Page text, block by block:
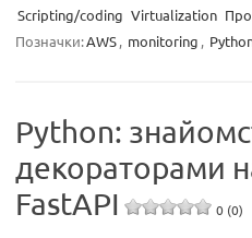
Scripting/coding Virtualization
Позначки:AWS, monitoring ,
Python:
декораторами
FastAPI
0 (0)